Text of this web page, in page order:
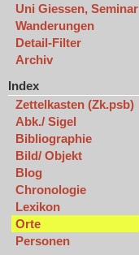
Uni Giessen, Seminar
Wanderungen
Detail-Filter
Archiv
Index
Zettelkasten (Zk.psb)
Abk./ Sigel
Bibliographie
Bild/ Objekt
Blog
Chronologie
Lexikon
Orte
Personen